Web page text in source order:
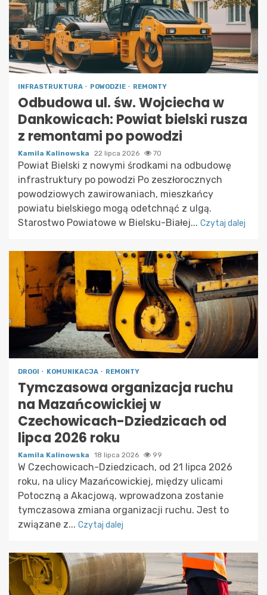
INFRASTRUKTURA POWODZIE REMONTY
Odbudowa ul. św. Wojciecha w
Dankowicach: Powiat bielski rusza
z remontami po powodzi
Kamila Kalinowska 22 lipca 2026 70
Powiat Bielski z nowymi środkami na odbudowę
infrastruktury po powodzi Po zeszłorocznych
powodziowych zawirowaniach, mieszkańcy
powiatu bielskiego mogą odetchnąć z ulgą.
Starostwo Powiatowe w Bielsku-Białej... Czytaj dalej
DROGI KOMUNIKACJA REMONTY
Tymczasowa organizacja ruchu
na Mazańcowickiej w
Czechowicach-Dziedzicach od
lipca 2026 roku
Kamila Kalinowska 18 lipca 2026 99
W Czechowicach-Dziedzicach, od 21 lipca 2026
roku, na ulicy Mazańcowickiej, między ulicami
Potoczną a Akacjową, wprowadzona zostanie
tymczasowa zmiana organizacji ruchu. Jest to
związane z... Czytaj dalej